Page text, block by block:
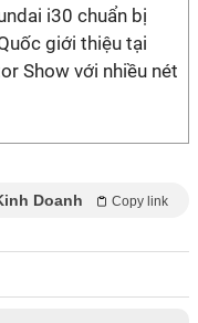
i30 chuẩn bị
giới thiệu tại
Show với nhiều nét
Doanh Copy link